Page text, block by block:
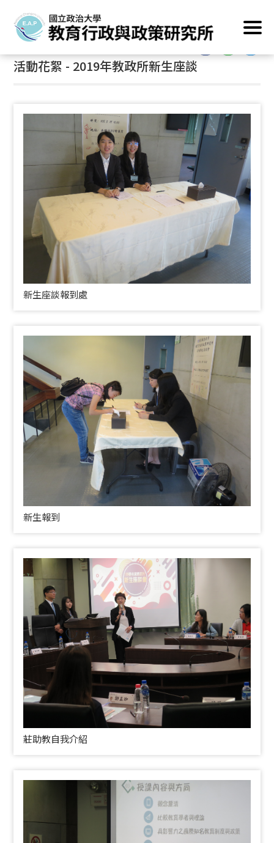
到
要
內
首頁 /活動花絮
活動花絮 - 2019年教政所新生座談
新生座談報到處
新生報到
莊助教自我介紹